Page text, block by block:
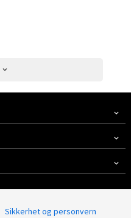
Sikkerhet og personvern